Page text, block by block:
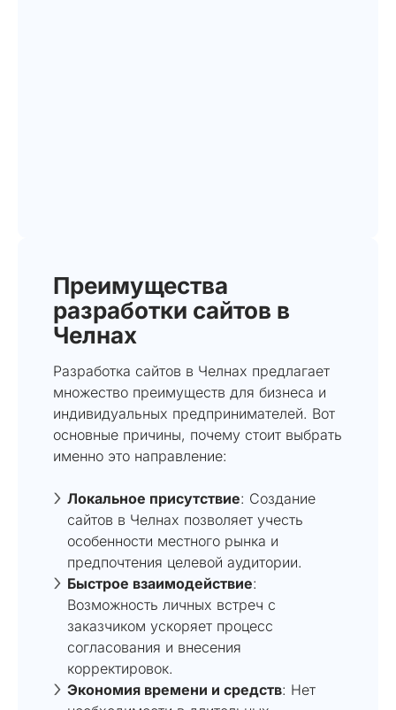
Преимущества
разработки сайтов в
Челнах
Разработка сайтов в Челнах предлагает
множество преимуществ для бизнеса и
индивидуальных предпринимателей. Вот
основные причины, почему стоит выбрать
именно это направление:
Локальное присутствие: Создание
сайтов в Челнах позволяет учесть
особенности местного рынка и
предпочтения целевой аудитории.
Быстрое взаимодействие:
Возможность личных встреч с
заказчиком ускоряет процесс
согласования и внесения
корректировок.
Экономия времени и средств: Нет